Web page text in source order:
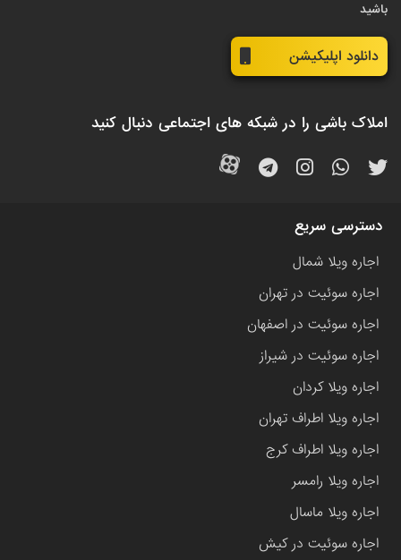
باشید
دانلود اپلیکیشن
املاک باشی را در شبکه های اجتماعی دنبال کنید
دسترسی سریع
اجاره ویلا شمال
اجاره سوئیت در تهران
اجاره سوئیت در اصفهان
اجاره سوئیت در شیراز
اجاره ویلا کردان
اجاره ویلا اطراف تهران
اجاره ویلا اطراف کرج
اجاره ویلا رامسر
اجاره ویلا ماسال
اجاره سوئیت در کیش